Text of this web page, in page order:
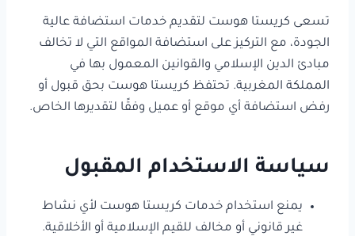
تسعى كريستا هوست لتقديم خدمات استضافة عالية
الجودة، مع التركيز على استضافة المواقع التي لا تخالف
مبادئ الدين الإسلامي والقوانين المعمول بها في
المملكة المغربية. تحتفظ كريستا هوست بحق قبول أو
رفض استضافة أي موقع أو عميل وفقًا لتقديرها الخاص.
سياسة الاستخدام المقبول
يمنع استخدام خدمات كريستا هوست لأي نشاط
غير قانوني أو مخالف للقيم الإسلامية أو الأخلاقية.